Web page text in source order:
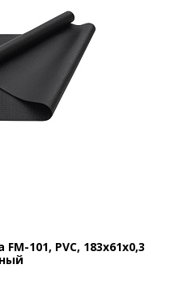
101, PVC, 183x61x0,3